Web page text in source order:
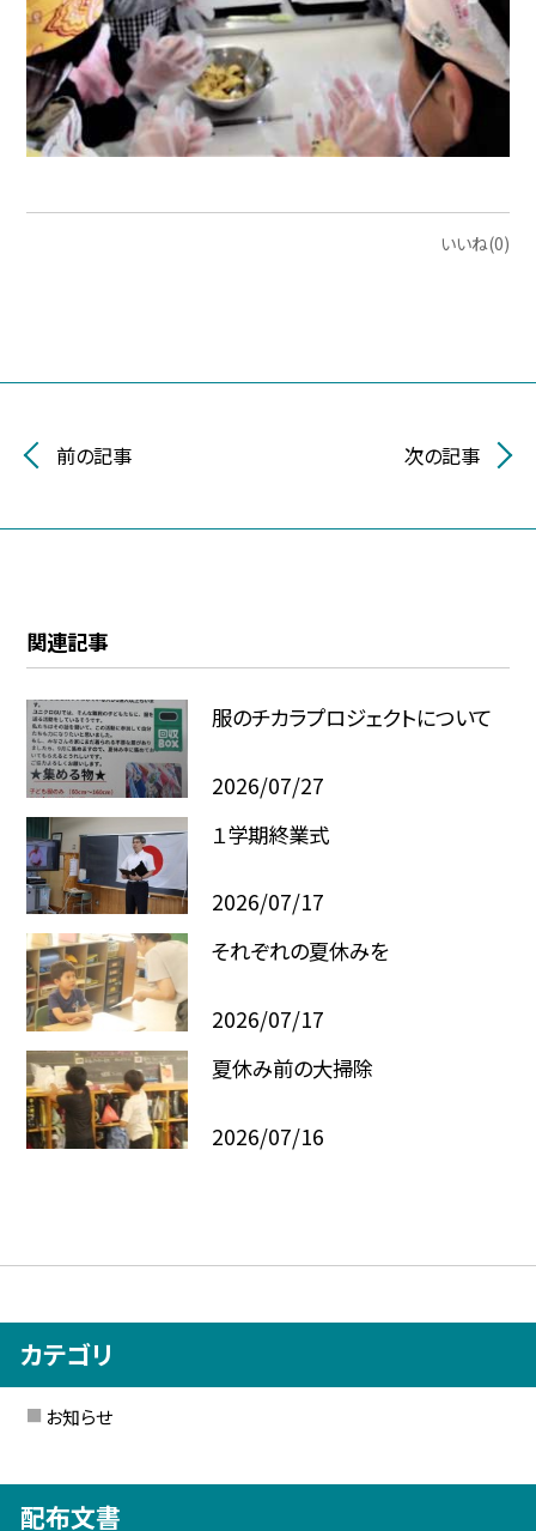
いいね(0)
前の記事 次の記事
関連記事
服のチカラプロジェクトについて
2026/07/27
１学期終業式
2026/07/17
それぞれの夏休みを
2026/07/17
夏休み前の大掃除
2026/07/16
カテゴリ
お知らせ
配布文書